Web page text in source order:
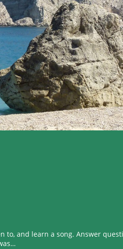
and learn a song. Answer